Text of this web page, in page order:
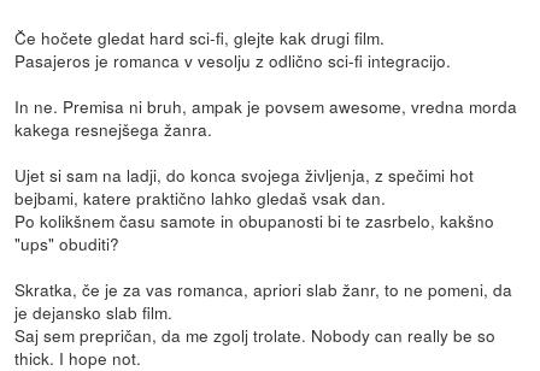
Če hočete gledat hard sci-fi, glejte kak drugi film.
Pasajeros je romanca v vesolju z odlično sci-fi integracijo.
In ne. Premisa ni bruh, ampak je povsem awesome, vredna morda
kakega resnejšega žanra.
Ujet si sam na ladji, do konca svojega življenja, z spečimi hot
bejbami, katere praktično lahko gledaš vsak dan.
Po kolikšnem času samote in obupanosti bi te zasrbelo, kakšno
"ups" obuditi?
Skratka, če je za vas romanca, apriori slab žanr, to ne pomeni, da
je dejansko slab film.
Saj sem prepričan, da me zgolj trolate. Nobody can really be so
thick. I hope not.